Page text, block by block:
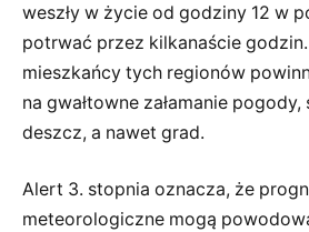
weszły w życie od godziny 12 w
potrwać przez kilkanaście
mieszkańcy tych regionów
na gwałtowne załamanie
deszcz, a nawet grad.
Alert 3. stopnia oznacza, że
meteorologiczne mogą